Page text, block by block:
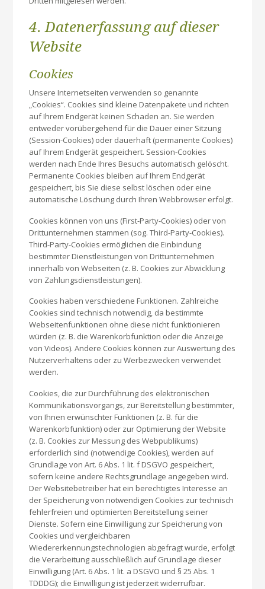
4. Datenerfassung auf dieser
Website
Cookies
Unsere Internetseiten verwenden so genannte
„Cookies“. Cookies sind kleine Datenpakete und richten
auf Ihrem Endgerät keinen Schaden an. Sie werden
entweder vorübergehend für die Dauer einer Sitzung
(Session-Cookies) oder dauerhaft (permanente Cookies)
auf Ihrem Endgerät gespeichert. Session-Cookies
werden nach Ende Ihres Besuchs automatisch gelöscht.
Permanente Cookies bleiben auf Ihrem Endgerät
gespeichert, bis Sie diese selbst löschen oder eine
automatische Löschung durch Ihren Webbrowser erfolgt.
Cookies können von uns (First-Party-Cookies) oder von
Drittunternehmen stammen (sog. Third-Party-Cookies).
Third-Party-Cookies ermöglichen die Einbindung
bestimmter Dienstleistungen von Drittunternehmen
innerhalb von Webseiten (z. B. Cookies zur Abwicklung
von Zahlungsdienstleistungen).
Cookies haben verschiedene Funktionen. Zahlreiche
Cookies sind technisch notwendig, da bestimmte
Webseitenfunktionen ohne diese nicht funktionieren
würden (z. B. die Warenkorbfunktion oder die Anzeige
von Videos). Andere Cookies können zur Auswertung des
Nutzerverhaltens oder zu Werbezwecken verwendet
werden.
Cookies, die zur Durchführung des elektronischen
Kommunikationsvorgangs, zur Bereitstellung bestimmter,
von Ihnen erwünschter Funktionen (z. B. für die
Warenkorbfunktion) oder zur Optimierung der Website
(z. B. Cookies zur Messung des Webpublikums)
erforderlich sind (notwendige Cookies), werden auf
Grundlage von Art. 6 Abs. 1 lit. f DSGVO gespeichert,
sofern keine andere Rechtsgrundlage angegeben wird.
Der Websitebetreiber hat ein berechtigtes Interesse an
der Speicherung von notwendigen Cookies zur technisch
fehlerfreien und optimierten Bereitstellung seiner
Dienste. Sofern eine Einwilligung zur Speicherung von
Cookies und vergleichbaren
Wiedererkennungstechnologien abgefragt wurde, erfolgt
die Verarbeitung ausschließlich auf Grundlage dieser
Einwilligung (Art. 6 Abs. 1 lit. a DSGVO und § 25 Abs. 1
TDDDG); die Einwilligung ist jederzeit widerrufbar.